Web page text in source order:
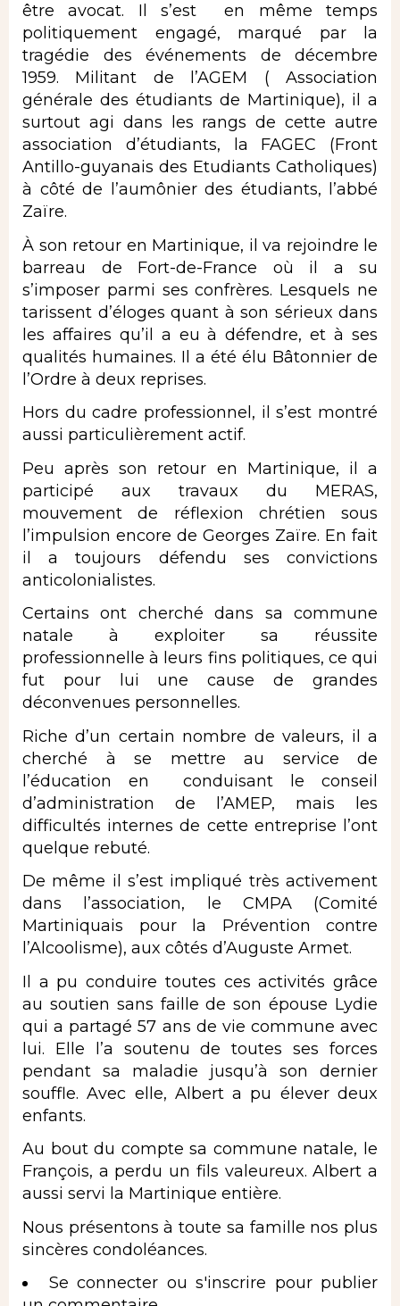
être avocat. Il s’est en même temps
politiquement engagé, marqué par la
tragédie des événements de décembre
1959. Militant de l’AGEM ( Association
générale des étudiants de Martinique), il a
surtout agi dans les rangs de cette autre
association d’étudiants, la FAGEC (Front
Antillo-guyanais des Etudiants Catholiques)
à côté de l’aumônier des étudiants, l’abbé
Zaïre.
À son retour en Martinique, il va rejoindre le
barreau de Fort-de-France où il a su
s’imposer parmi ses confrères. Lesquels ne
tarissent d’éloges quant à son sérieux dans
les affaires qu’il a eu à défendre, et à ses
qualités humaines. Il a été élu Bâtonnier de
l’Ordre à deux reprises.
Hors du cadre professionnel, il s’est montré
aussi particulièrement actif.
Peu après son retour en Martinique, il a
participé aux travaux du MERAS,
mouvement de réflexion chrétien sous
l’impulsion encore de Georges Zaïre. En fait
il a toujours défendu ses convictions
anticolonialistes.
Certains ont cherché dans sa commune
natale à exploiter sa réussite
professionnelle à leurs fins politiques, ce qui
fut pour lui une cause de grandes
déconvenues personnelles.
Riche d’un certain nombre de valeurs, il a
cherché à se mettre au service de
l’éducation en conduisant le conseil
d’administration de l’AMEP, mais les
difficultés internes de cette entreprise l’ont
quelque rebuté.
De même il s’est impliqué très activement
dans l’association, le CMPA (Comité
Martiniquais pour la Prévention contre
l’Alcoolisme), aux côtés d’Auguste Armet.
Il a pu conduire toutes ces activités grâce
au soutien sans faille de son épouse Lydie
qui a partagé 57 ans de vie commune avec
lui. Elle l’a soutenu de toutes ses forces
pendant sa maladie jusqu’à son dernier
souffle. Avec elle, Albert a pu élever deux
enfants.
Au bout du compte sa commune natale, le
François, a perdu un fils valeureux. Albert a
aussi servi la Martinique entière.
Nous présentons à toute sa famille nos plus
sincères condoléances.
Se connecter ou s'inscrire pour publier